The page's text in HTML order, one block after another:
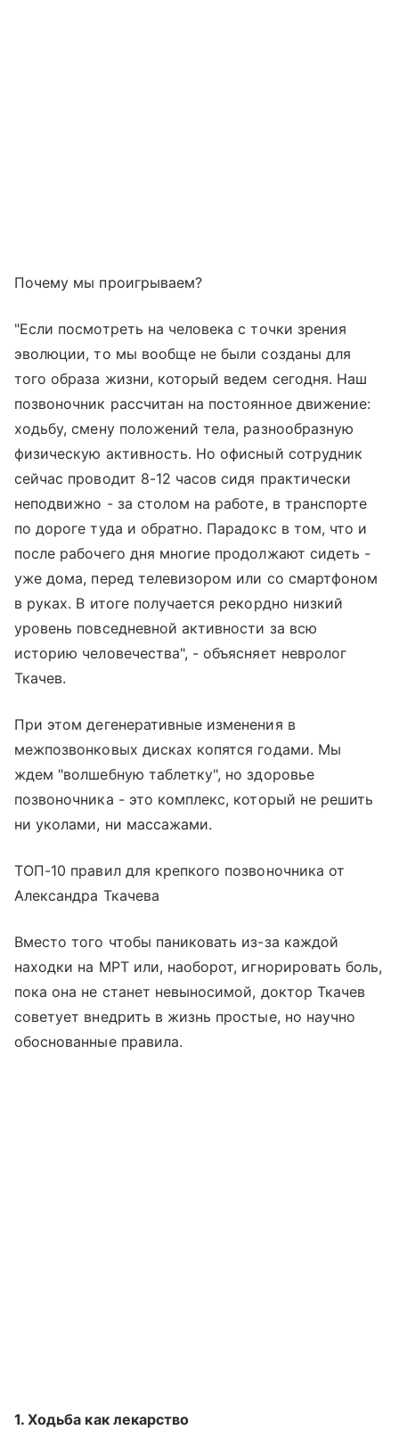
Почему мы проигрываем?
"Если посмотреть на человека с точки зрения
эволюции, то мы вообще не были созданы для
того образа жизни, который ведем сегодня. Наш
позвоночник рассчитан на постоянное движение:
ходьбу, смену положений тела, разнообразную
физическую активность. Но офисный сотрудник
сейчас проводит 8-12 часов сидя практически
неподвижно - за столом на работе, в транспорте
по дороге туда и обратно. Парадокс в том, что и
после рабочего дня многие продолжают сидеть -
уже дома, перед телевизором или со смартфоном
в руках. В итоге получается рекордно низкий
уровень повседневной активности за всю
историю человечества", - объясняет невролог
Ткачев.
При этом дегенеративные изменения в
межпозвонковых дисках копятся годами. Мы
ждем "волшебную таблетку", но здоровье
позвоночника - это комплекс, который не решить
ни уколами, ни массажами.
ТОП-10 правил для крепкого позвоночника от
Александра Ткачева
Вместо того чтобы паниковать из-за каждой
находки на МРТ или, наоборот, игнорировать боль,
пока она не станет невыносимой, доктор Ткачев
советует внедрить в жизнь простые, но научно
обоснованные правила.
1. Ходьба как лекарство